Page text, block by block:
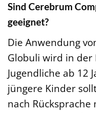
Sind Cerebrum
geeignet?
Die Anwendung
Globuli wird in der
Jugendliche ab 12
jüngere Kinder
nach